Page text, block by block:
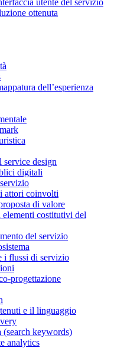
utente del servizio
ottenuta
dell’esperienza
service design
digitali
attori coinvolti
di valore
costitutivi del
del servizio
i flussi di servizio
progettazione
e il linguaggio
keywords)
analytics